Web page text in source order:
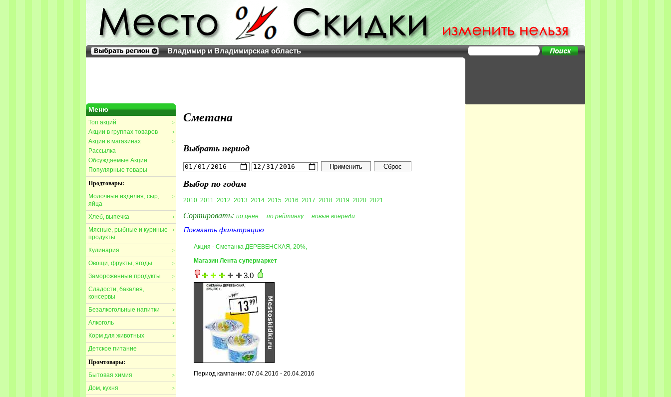
Владимир и Владимирская область
Меню
>
Топ акций
>
Акции в группах товаров
>
Акции в магазинах
Рассылка
Обсуждаемые Акции
Популярные товары
Продтовары:
>
Молочные изделия, сыр,
яйца
>
Хлеб, выпечка
>
Мясные, рыбные и куриные
продукты
>
Кулинария
>
Овощи, фрукты, ягоды
>
Замороженные продукты
>
Сладости, бакалея,
консервы
>
Безалкогольные напитки
>
Алкоголь
>
Корм для животных
Детское питание
Промтовары:
>
Бытовая химия
>
Дом, кухня
Сметана
Выбрать период
Выбор по годам
2010 2011 2012 2013 2014 2015 2016 2017 2018 2019 2020 2021
Сортировать: по цене по рейтингу новые впереди
Показать фильтрацию
Акция - Сметанка ДЕРЕВЕНСКАЯ, 20%,
Магазин Лента супермаркет
3.0
Период кампании: 07.04.2016 - 20.04.2016